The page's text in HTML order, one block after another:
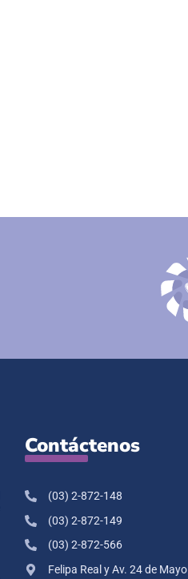
Contáctenos
(03) 2-872-148
(03) 2-872-149
(03) 2-872-566
Felipa Real y Av. 24 de Mayo